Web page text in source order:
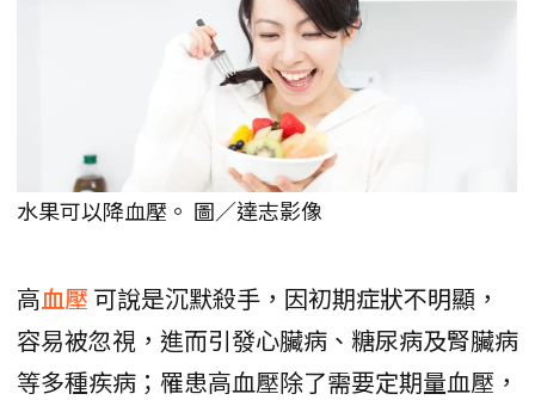
水果可以降血壓。 圖／達志影像
高血壓 可說是沉默殺手，因初期症狀不明顯，
容易被忽視，進而引發心臟病、糖尿病及腎臟病
等多種疾病；罹患高血壓除了需要定期量血壓，